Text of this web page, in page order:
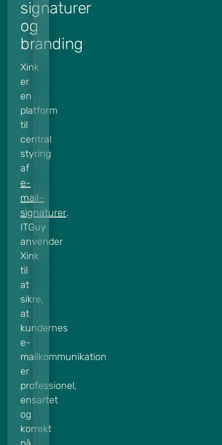
signaturer
og
branding
Xink
er
en
platform
til
central
styring
af
e-
mail-
signaturer.
ITGuy
anvender
Xink
til
at
sikre,
at
kundernes
e-
mailkommunikation
er
professionel,
ensartet
og
korrekt